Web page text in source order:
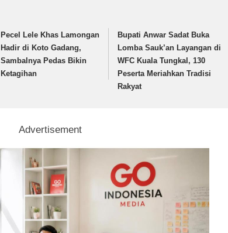
Pecel Lele Khas Lamongan
Hadir di Koto Gadang,
Sambalnya Pedas Bikin
Ketagihan
Bupati Anwar Sadat Buka
Lomba Sauk’an Layangan di
WFC Kuala Tungkal, 130
Peserta Meriahkan Tradisi
Rakyat
Advertisement